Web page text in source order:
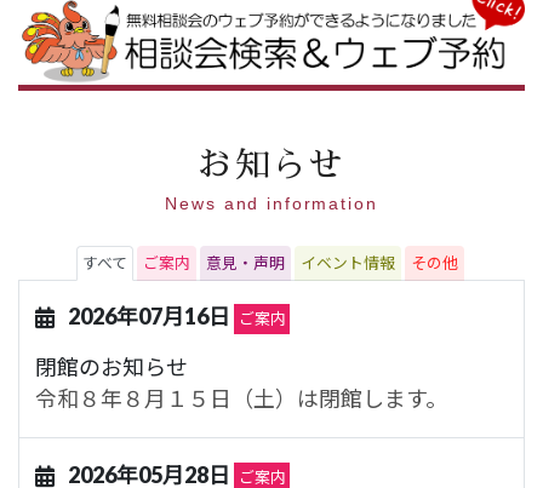
お知らせ
News and information
すべて ご案内 意見・声明 イベント情報 その他
2026年07月16日 ご案内
閉館のお知らせ
令和８年８月１５日（土）は閉館します。
2026年05月28日 ご案内